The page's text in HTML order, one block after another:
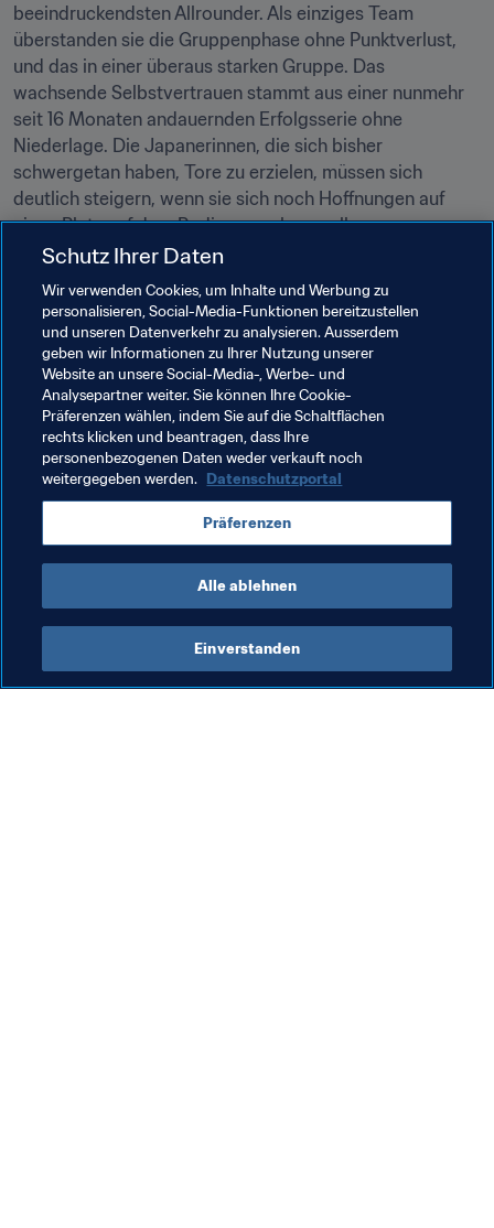
beeindruckendsten Allrounder. Als einziges Team
überstanden sie die Gruppenphase ohne Punktverlust,
und das in einer überaus starken Gruppe. Das
wachsende Selbstvertrauen stammt aus einer nunmehr
seit 16 Monaten andauernden Erfolgsserie ohne
Niederlage. Die Japanerinnen, die sich bisher
schwergetan haben, Tore zu erzielen, müssen sich
deutlich steigern, wenn sie sich noch Hoffnungen auf
einen Platz auf dem Podium machen wollen.
Verwandte Themen
USA Concacaf Netherlands UEFA
Sweden Japan AFC Australia Canada
Brazil CONMEBOL
Schutz Ihrer Daten
Wir verwenden Cookies, um Inhalte und Werbung zu
personalisieren, Social-Media-Funktionen bereitzustellen
und unseren Datenverkehr zu analysieren. Ausserdem
geben wir Informationen zu Ihrer Nutzung unserer
Website an unsere Social-Media-, Werbe- und
Analysepartner weiter. Sie können Ihre Cookie-
Präferenzen wählen, indem Sie auf die Schaltflächen
rechts klicken und beantragen, dass Ihre
personenbezogenen Daten weder verkauft noch
weitergegeben werden. Datenschutzportal
Präferenzen
Alle ablehnen
Einverstanden